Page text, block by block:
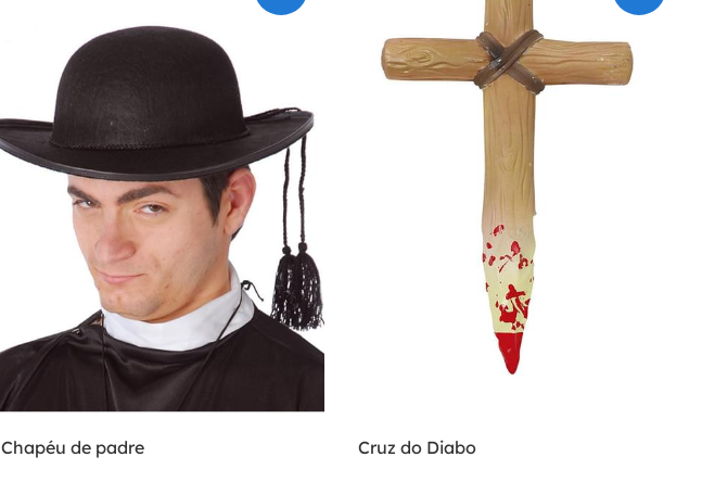
Chapéu de padre Cruz do Diabo